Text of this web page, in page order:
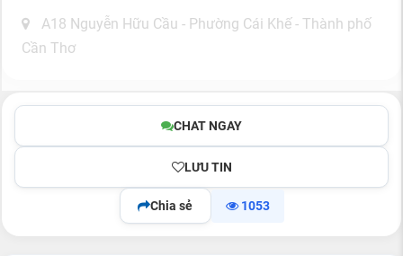
A18 Nguyễn Hữu Cầu - Phường Cái Khế - Thành phố
Cần Thơ
CHAT NGAY
LƯU TIN
Chia sẻ 1053